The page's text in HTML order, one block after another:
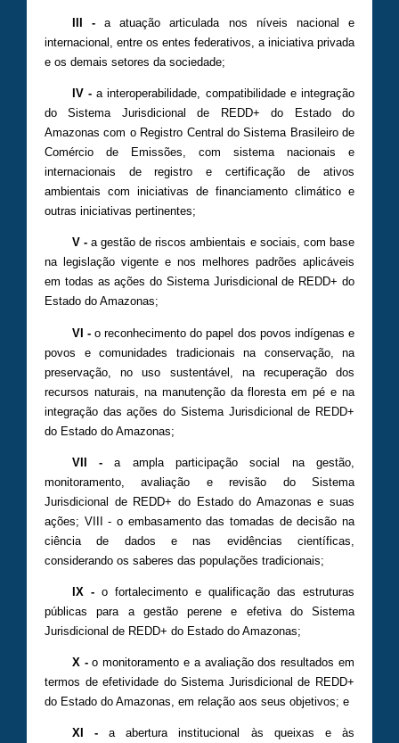
III -a atuação articulada nos níveis nacional e
internacional, entre os entes federativos, a iniciativa privada
e os demais setores da sociedade;
IV -a interoperabilidade, compatibilidade e integração
do Sistema Jurisdicional de REDD+ do Estado do
Amazonas com o Registro Central do Sistema Brasileiro de
Comércio de Emissões, com sistema nacionais e
internacionais de registro e certificação de ativos
ambientais com iniciativas de financiamento climático e
outras iniciativas pertinentes;
V -a gestão de riscos ambientais e sociais, com base
na legislação vigente e nos melhores padrões aplicáveis
em todas as ações do Sistema Jurisdicional de REDD+ do
Estado do Amazonas;
VI -o reconhecimento do papel dos povos indígenas e
povos e comunidades tradicionais na conservação, na
preservação, no uso sustentável, na recuperação dos
recursos naturais, na manutenção da floresta em pé e na
integração das ações do Sistema Jurisdicional de REDD+
do Estado do Amazonas;
VII - a ampla participação social na gestão,
monitoramento, avaliação e revisão do Sistema
Jurisdicional de REDD+ do Estado do Amazonas e suas
ações; VIII - o embasamento das tomadas de decisão na
ciência de dados e nas evidências científicas,
considerando os saberes das populações tradicionais;
IX -o fortalecimento e qualificação das estruturas
públicas para a gestão perene e efetiva do Sistema
Jurisdicional de REDD+ do Estado do Amazonas;
X -o monitoramento e a avaliação dos resultados em
termos de efetividade do Sistema Jurisdicional de REDD+
do Estado do Amazonas, em relação aos seus objetivos; e
XI -a abertura institucional às queixas e às